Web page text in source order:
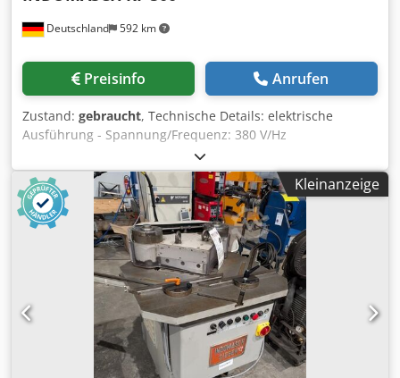
Deutschland 592 km
Preisinfo Anrufen
Zustand: gebraucht, Technische Details: elektrische
Ausführung - Spannung/Frequenz: 380 V/Hz
Gesamtleistungsbedarf: 1,1 kW Maschinengewicht ca.: 18
kg Abmessungen L x B x H: 0,32 x 0,50 x 0,25 m KANTEN
ANFASFRÄSMASCHINE, Tischgerät Anwendung: anfasen,
entgraten Ausgestattet mit Fräskopf Ø 65mm mit
Hartmetalleinsätzen Motor Drehzahl 2780 U/min.
Werkstückaufnahme über Prisma 45°, mit 2 Auflagen lxb:
500 x 40mm, drehbar 15° - 45° Fräsfase-Breite max.
5,0mm, Winkel 15° - 45° * Chodpfxju Nggns Afqea
Kleinanzeige